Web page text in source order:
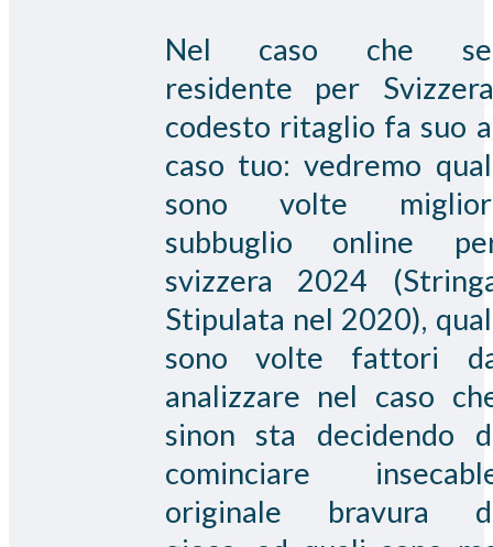
Nel caso che
residente per
codesto ritaglio fa suo
caso tuo: vedremo
sono volte
subbuglio online
svizzera 2024
Stipulata nel 2020),
sono volte fattori
analizzare nel caso
sinon sta decidendo
cominciare
originale bravura